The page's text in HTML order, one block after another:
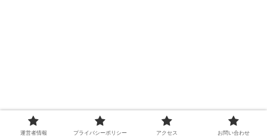
運営者情報 プライバシーポリシー アクセス お問い合わせ